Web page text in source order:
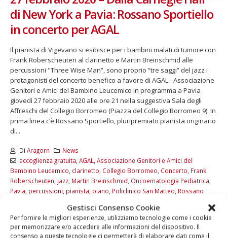
Gestisci Consenso Cookie
Per fornire le migliori esperienze, utilizziamo tecnologie come i cookie
per memorizzare e/o accedere alle informazioni del dispositivo. Il
consenso a queste tecnologie ci permetterà di elaborare dati come il
di New York a Pavia: Rossano Sportiello
in concerto per AGAL
Il pianista di Vigevano si esibisce per i bambini malati di tumore con
Frank Roberscheuten al clarinetto e Martin Breinschmid alle
percussioni "Three Wise Man”, sono proprio “tre saggi” del jazz i
protagonisti del concerto benefico a favore di AGAL - Associazione
Genitori e Amici del Bambino Leucemico in programma a Pavia
giovedì 27 febbraio 2020 alle ore 21 nella suggestiva Sala degli
Affreschi del Collegio Borromeo (Piazza del Collegio Borromeo 9). In
prima linea c’è Rossano Sportiello, pluripremiato pianista originario
di...
Di Aragorn
News
accoglienza gratuita AGAL
Associazione Genitori e Amici del
Bambino Leucemico clarinetto Collegio Borromeo Concerto Frank
Roberscheuten jazz Martin Breinschmid Oncoematologia Pediatrica
Pavia percussioni pianista piano Policlinico San Matteo Rossano
Commenti disabilitati
LEGGI DI PIÙ...